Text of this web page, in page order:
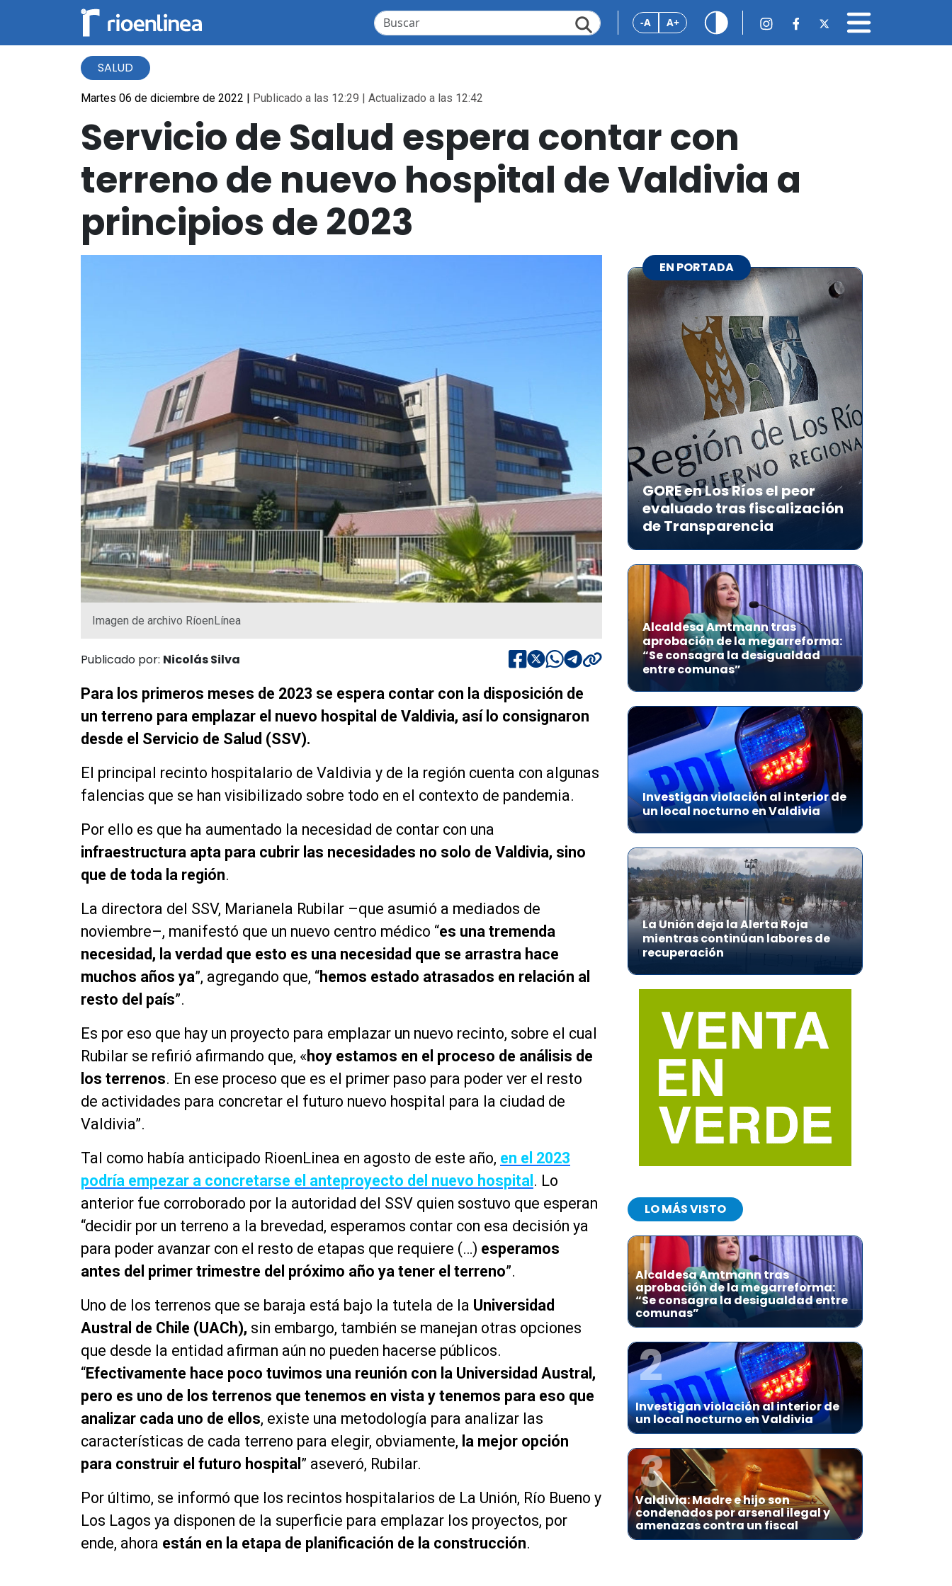
-A A+
SALUD
Martes 06 de diciembre de 2022 | Publicado a las 12:29 | Actualizado a las 12:42
Servicio de Salud espera contar con
terreno de nuevo hospital de Valdivia a
principios de 2023
Imagen de archivo RíoenLínea
Publicado por: Nicolás Silva
Para los primeros meses de 2023 se espera contar con la disposición de
un terreno para emplazar el nuevo hospital de Valdivia, así lo consignaron
desde el Servicio de Salud (SSV).
El principal recinto hospitalario de Valdivia y de la región cuenta con algunas
falencias que se han visibilizado sobre todo en el contexto de pandemia.
Por ello es que ha aumentado la necesidad de contar con una
infraestructura apta para cubrir las necesidades no solo de Valdivia, sino
que de toda la región.
La directora del SSV, Marianela Rubilar –que asumió a mediados de
noviembre–, manifestó que un nuevo centro médico “es una tremenda
necesidad, la verdad que esto es una necesidad que se arrastra hace
muchos años ya”, agregando que, “hemos estado atrasados en relación al
resto del país”.
Es por eso que hay un proyecto para emplazar un nuevo recinto, sobre el cual
Rubilar se refirió afirmando que, « hoy estamos en el proceso de análisis de
los terrenos. En ese proceso que es el primer paso para poder ver el resto
de actividades para concretar el futuro nuevo hospital para la ciudad de
Valdivia”.
Tal como había anticipado RioenLinea en agosto de este año, en el 2023
podría empezar a concretarse el anteproyecto del nuevo hospital . Lo
anterior fue corroborado por la autoridad del SSV quien sostuvo que esperan
“decidir por un terreno a la brevedad, esperamos contar con esa decisión ya
para poder avanzar con el resto de etapas que requiere (…) esperamos
antes del primer trimestre del próximo año ya tener el terreno”.
Uno de los terrenos que se baraja está bajo la tutela de la Universidad
Austral de Chile (UACh), sin embargo, también se manejan otras opciones
que desde la entidad afirman aún no pueden hacerse públicos.
“Efectivamente hace poco tuvimos una reunión con la Universidad Austral,
pero es uno de los terrenos que tenemos en vista y tenemos para eso que
analizar cada uno de ellos, existe una metodología para analizar las
características de cada terreno para elegir, obviamente, la mejor opción
para construir el futuro hospital ” aseveró, Rubilar.
Por último, se informó que los recintos hospitalarios de La Unión, Río Bueno y
Los Lagos ya disponen de la superficie para emplazar los proyectos, por
ende, ahora están en la etapa de planificación de la construcción.
EN PORTADA
GORE en Los Ríos el peor
evaluado tras fiscalización
de Transparencia
Alcaldesa Amtmann tras
aprobación de la megarreforma:
“Se consagra la desigualdad
entre comunas”
Investigan violación al interior de
un local nocturno en Valdivia
La Unión deja la Alerta Roja
mientras continúan labores de
recuperación
LO MÁS VISTO
1
Alcaldesa Amtmann tras
aprobación de la megarreforma:
“Se consagra la desigualdad entre
comunas”
2
Investigan violación al interior de
un local nocturno en Valdivia
3
Valdivia: Madre e hijo son
condenados por arsenal ilegal y
amenazas contra un fiscal